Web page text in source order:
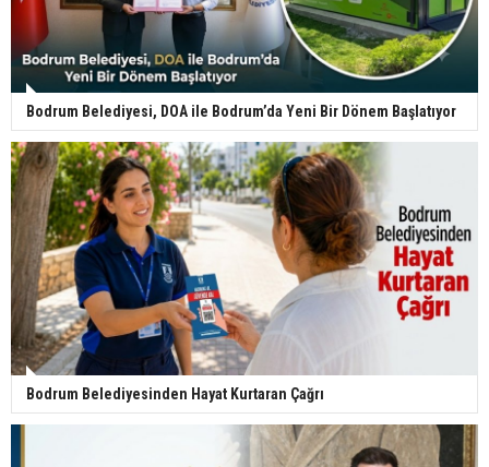
Bodrum Belediyesi, DOA ile Bodrum’da Yeni Bir Dönem Başlatıyor
Bodrum Belediyesinden Hayat Kurtaran Çağrı